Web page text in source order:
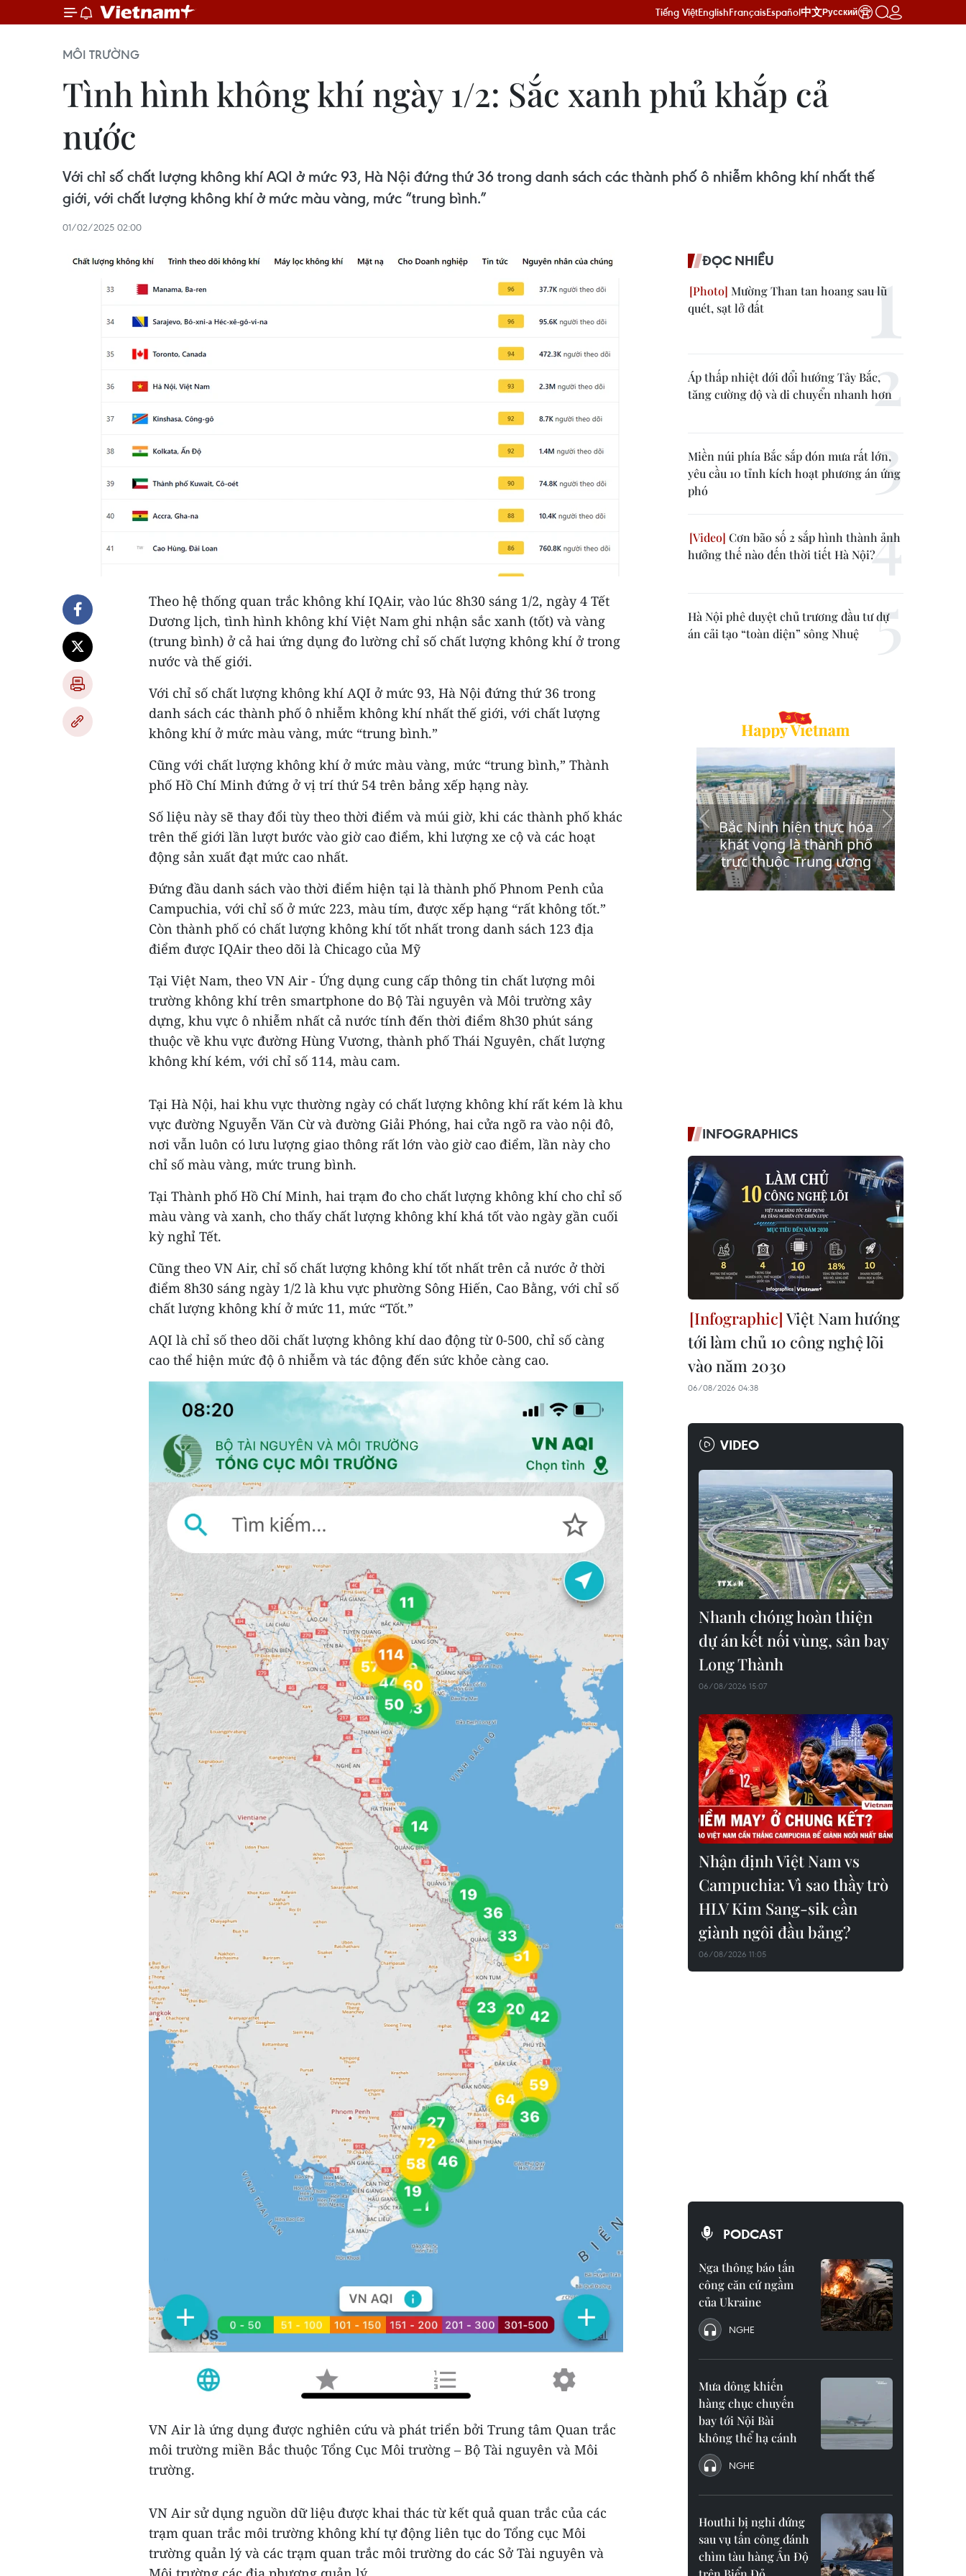
Tiếng ViệtEnglishFrançaisEspañol中文Русский
MÔI TRƯỜNG
Tình hình không khí ngày 1/2: Sắc xanh phủ khắp cả
nước
Với chỉ số chất lượng không khí AQI ở mức 93, Hà Nội đứng thứ 36 trong danh sách các thành phố ô nhiễm không khí nhất thế
giới, với chất lượng không khí ở mức màu vàng, mức “trung bình.”
01/02/2025 02:00
Theo hệ thống quan trắc không khí IQAir, vào lúc 8h30 sáng 1/2, ngày 4 Tết
Dương lịch, tình hình không khí Việt Nam ghi nhận sắc xanh (tốt) và vàng
(trung bình) ở cả hai ứng dụng đo lường chỉ số chất lượng không khí ở trong
nước và thế giới.
Với chỉ số chất lượng không khí AQI ở mức 93, Hà Nội đứng thứ 36 trong
danh sách các thành phố ô nhiễm không khí nhất thế giới, với chất lượng
không khí ở mức màu vàng, mức “trung bình.”
Cũng với chất lượng không khí ở mức màu vàng, mức “trung bình,” Thành
phố Hồ Chí Minh đứng ở vị trí thứ 54 trên bảng xếp hạng này.
Số liệu này sẽ thay đổi tùy theo thời điểm và múi giờ, khi các thành phố khác
trên thế giới lần lượt bước vào giờ cao điểm, khi lượng xe cộ và các hoạt
động sản xuất đạt mức cao nhất.
Đứng đầu danh sách vào thời điểm hiện tại là thành phố Phnom Penh của
Campuchia, với chỉ số ở mức 223, màu tím, được xếp hạng “rất không tốt.”
Còn thành phố có chất lượng không khí tốt nhất trong danh sách 123 địa
điểm được IQAir theo dõi là Chicago của Mỹ
Tại Việt Nam, theo VN Air - Ứng dụng cung cấp thông tin chất lượng môi
trường không khí trên smartphone do Bộ Tài nguyên và Môi trường xây
dựng, khu vực ô nhiễm nhất cả nước tính đến thời điểm 8h30 phút sáng
thuộc về khu vực đường Hùng Vương, thành phố Thái Nguyên, chất lượng
không khí kém, với chỉ số 114, màu cam.
Tại Hà Nội, hai khu vực thường ngày có chất lượng không khí rất kém là khu
vực đường Nguyễn Văn Cừ và đường Giải Phóng, hai cửa ngõ ra vào nội đô,
nơi vẫn luôn có lưu lượng giao thông rất lớn vào giờ cao điểm, lần này cho
chỉ số màu vàng, mức trung bình.
Tại Thành phố Hồ Chí Minh, hai trạm đo cho chất lượng không khí cho chỉ số
màu vàng và xanh, cho thấy chất lượng không khí khá tốt vào ngày gần cuối
kỳ nghỉ Tết.
Cũng theo VN Air, chỉ số chất lượng không khí tốt nhất trên cả nước ở thời
điểm 8h30 sáng ngày 1/2 là khu vực phường Sông Hiến, Cao Bằng, với chỉ số
chất lượng không khí ở mức 11, mức “Tốt.”
AQI là chỉ số theo dõi chất lượng không khí dao động từ 0-500, chỉ số càng
cao thể hiện mức độ ô nhiễm và tác động đến sức khỏe càng cao.
VN Air là ứng dụng được nghiên cứu và phát triển bởi Trung tâm Quan trắc
môi trường miền Bắc thuộc Tổng Cục Môi trường – Bộ Tài nguyên và Môi
trường.
VN Air sử dụng nguồn dữ liệu được khai thác từ kết quả quan trắc của các
trạm quan trắc môi trường không khí tự động liên tục do Tổng cục Môi
trường quản lý và các trạm quan trắc môi trường do các Sở Tài nguyên và
ĐỌC NHIỀU
Mường Than tan hoang sau lũ
quét, sạt lở đất
Áp thấp nhiệt đới đổi hướng Tây Bắc,
tăng cường độ và di chuyển nhanh hơn
Miền núi phía Bắc sắp đón mưa rất lớn,
yêu cầu 10 tỉnh kích hoạt phương án ứng
phó
Cơn bão số 2 sắp hình thành ảnh
hưởng thế nào đến thời tiết Hà Nội?
Hà Nội phê duyệt chủ trương đầu tư dự
án cải tạo “toàn diện” sông Nhuệ
INFOGRAPHICS
Việt Nam hướng
tới làm chủ 10 công nghệ lõi
vào năm 2030
06/08/2026 04:38
VIDEO
Nhanh chóng hoàn thiện
dự án kết nối vùng, sân bay
Long Thành
06/08/2026 15:07
Nhận định Việt Nam vs
Campuchia: Vì sao thầy trò
HLV Kim Sang-sik cần
giành ngôi đầu bảng?
06/08/2026 11:05
PODCAST
Nga thông báo tấn
công căn cứ ngầm
của Ukraine
NGHE
Mưa dông khiến
hàng chục chuyến
bay tới Nội Bài
không thể hạ cánh
NGHE
Houthi bị nghi đứng
sau vụ tấn công đánh
chìm tàu hàng Ấn Độ